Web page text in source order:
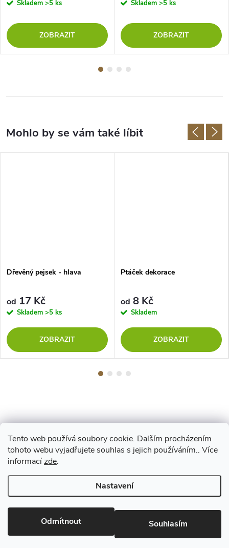
Tento web používá soubory cookie. Dalším procházením
tohoto webu vyjadřujete souhlas s jejich používáním.. Více
informacízde.
Nastavení
Odmítnout Souhlasím
Skladem >5 ks
ZOBRAZIT
Skladem >5 ks
ZOBRAZIT
Dřevěný pejsek - hlava
od 17 Kč
Skladem >5 ks
ZOBRAZIT
Ptáček dekorace
od 8 Kč
Skladem
ZOBRAZIT
Z
á
p
a
Copyright 2026www.vyrejeme.cz. Všechna práva vyhrazena.Upravit
nastavení cookies